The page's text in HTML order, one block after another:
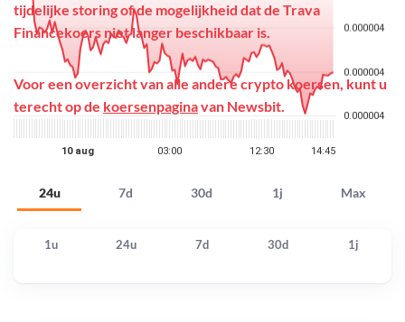
24u 7d 30d 1j Max
tijdelijke storing of de mogelijkheid dat de Trava
Financekoers niet langer beschikbaar is.
Voor een overzicht van alle andere crypto koersen, kunt u
terecht op de koersenpaginavan Newsbit.
1u 24u 7d 30d 1j